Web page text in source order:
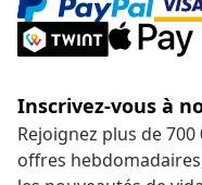
Inscrivez-vous à
Rejoignez plus de
offres